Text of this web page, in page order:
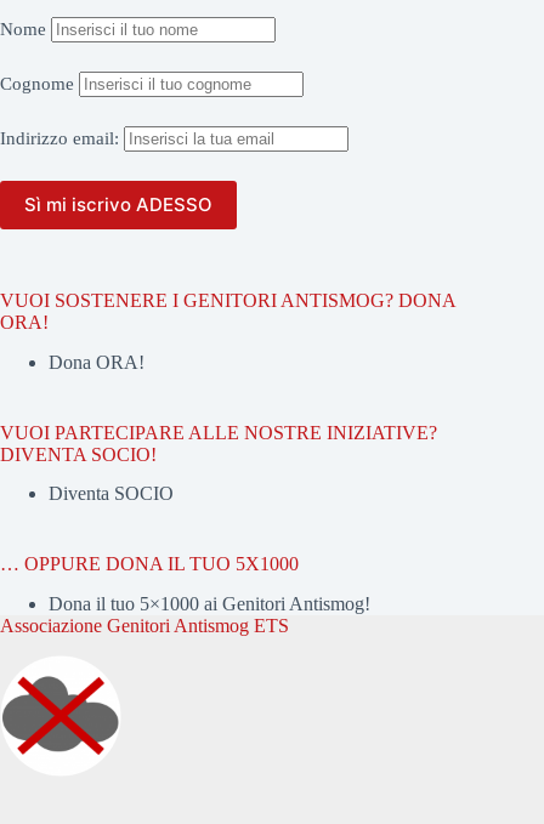
Nome
Cognome
Indirizzo email:
VUOI SOSTENERE I GENITORI ANTISMOG? DONA
ORA!
Dona ORA!
VUOI PARTECIPARE ALLE NOSTRE INIZIATIVE?
DIVENTA SOCIO!
Diventa SOCIO
… OPPURE DONA IL TUO 5X1000
Dona il tuo 5×1000 ai Genitori Antismog!
Associazione Genitori Antismog ETS